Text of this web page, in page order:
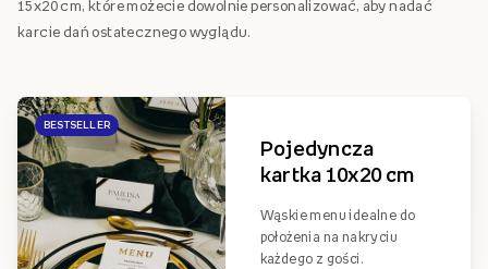
Ostatnio oglądane
Rodzaje menu
Formaty menu weselnych